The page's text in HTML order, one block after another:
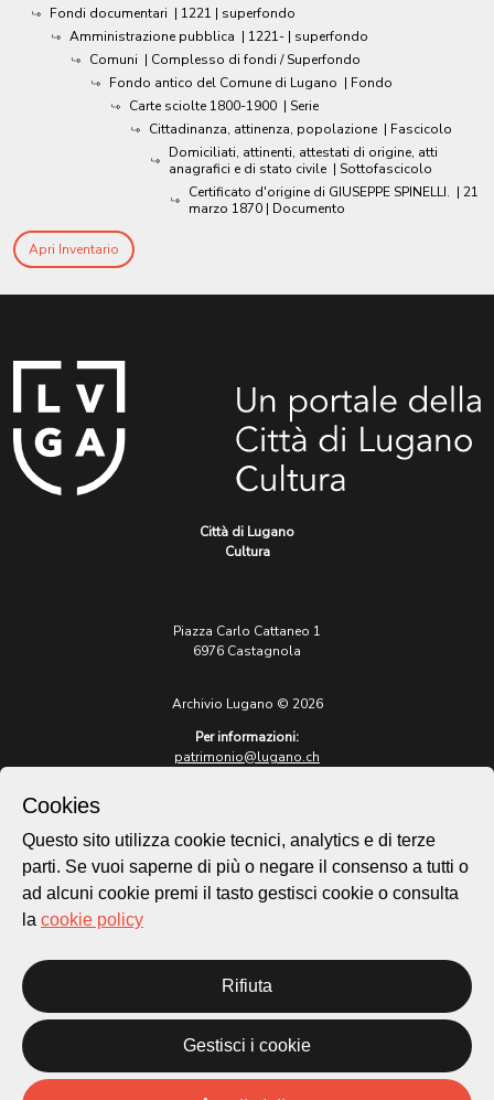
Fondi documentari | 1221 | superfondo
Amministrazione pubblica | 1221- | superfondo
Comuni | Complesso di fondi / Superfondo
Fondo antico del Comune di Lugano | Fondo
Carte sciolte 1800-1900 | Serie
Cittadinanza, attinenza, popolazione | Fascicolo
Domiciliati, attinenti, attestati di origine, atti
anagrafici e di stato civile | Sottofascicolo
Certificato d'origine di GIUSEPPE SPINELLI. | 21
marzo 1870 | Documento
Apri Inventario
Città di Lugano
Cultura
Piazza Carlo Cattaneo 1
6976 Castagnola
Archivio Lugano © 2026
Per informazioni:
patrimonio@lugano.ch
lugano.ch
Cookie policy
Homepage
Temi
Mappa
Novità
Progetti
Cookies
Questo sito utilizza cookie tecnici, analytics e di terze
parti. Se vuoi saperne di più o negare il consenso a tutti o
ad alcuni cookie premi il tasto gestisci cookie o consulta
la cookie policy
Rifiuta
Gestisci i cookie